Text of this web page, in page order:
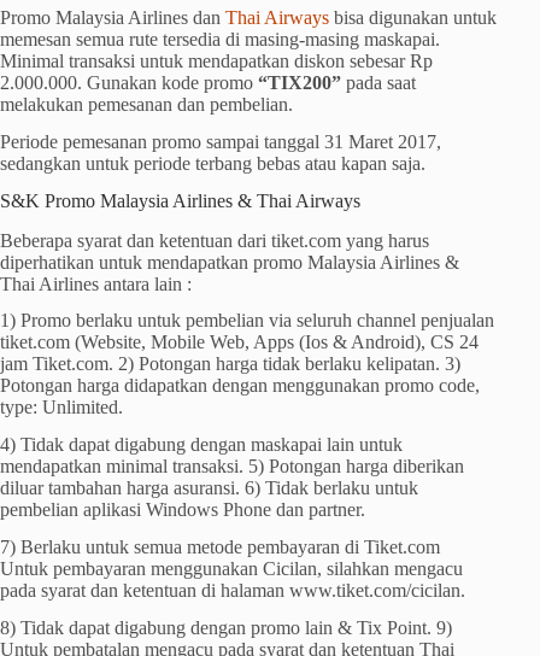
Promo Malaysia Airlines dan Thai Airways bisa digunakan untuk
memesan semua rute tersedia di masing-masing maskapai.
Minimal transaksi untuk mendapatkan diskon sebesar Rp
2.000.000. Gunakan kode promo “TIX200” pada saat
melakukan pemesanan dan pembelian.
Periode pemesanan promo sampai tanggal 31 Maret 2017,
sedangkan untuk periode terbang bebas atau kapan saja.
S&K Promo Malaysia Airlines & Thai Airways
Beberapa syarat dan ketentuan dari tiket.com yang harus
diperhatikan untuk mendapatkan promo Malaysia Airlines &
Thai Airlines antara lain :
1) Promo berlaku untuk pembelian via seluruh channel penjualan
tiket.com (Website, Mobile Web, Apps (Ios & Android), CS 24
jam Tiket.com. 2) Potongan harga tidak berlaku kelipatan. 3)
Potongan harga didapatkan dengan menggunakan promo code,
type: Unlimited.
4) Tidak dapat digabung dengan maskapai lain untuk
mendapatkan minimal transaksi. 5) Potongan harga diberikan
diluar tambahan harga asuransi. 6) Tidak berlaku untuk
pembelian aplikasi Windows Phone dan partner.
7) Berlaku untuk semua metode pembayaran di Tiket.com
Untuk pembayaran menggunakan Cicilan, silahkan mengacu
pada syarat dan ketentuan di halaman www.tiket.com/cicilan.
8) Tidak dapat digabung dengan promo lain & Tix Point. 9)
Untuk pembatalan mengacu pada syarat dan ketentuan Thai